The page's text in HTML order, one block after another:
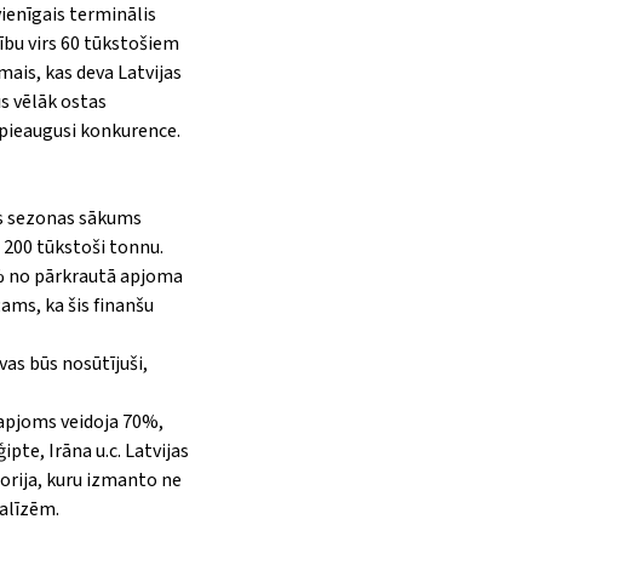
terminālis
virs 60 tūkstošiem
kas deva Latvijas
vēlāk ostas
konkurence.
sākums
tūkstoši tonnu.
no pārkrautā apjoma
ka šis finanšu
būs nosūtījuši,
veidoja 70%,
Irāna u.c. Latvijas
kuru izmanto ne